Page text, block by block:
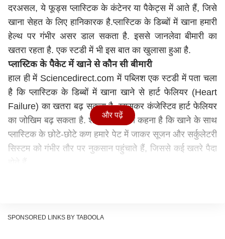
दरअसल, ये फूड्स प्लास्टिक के कंटेनर या पैकेट्स में आते हैं, जिसे
खाना सेहत के लिए हानिकारक है.प्लास्टिक के डिब्बों में खाना हमारी
हेल्थ पर गंभीर असर डाल सकता है. इससे जानलेवा बीमारी का
खतरा रहता है. एक स्टडी में भी इस बात का खुलासा हुआ है.
प्लास्टिक के पैकेट में खाने से कौन सी बीमारी
हाल ही में Sciencedirect.com में पब्लिश एक स्टडी में पता चला
है कि प्लास्टिक के डिब्बों में खाना खाने से हार्ट फेलियर (Heart
Failure) का खतरा बढ़ सकता है. खासकर कंजेस्टिव हार्ट फेलियर
का जोखिम बढ़ सकता है. शोधकर्ताओं का कहना है कि खाने के साथ
प्लास्टिक के छोटे-छोटे कण हमारे पेट में जाकर सूजन और सर्कुलेटरी
सिस्टम को गंभीर तौर पर नुकसान पहुंचाते हैं, जिससे कई खतरे पैदा
शोधकर्ताओं ने प्लास्टिक के पैकेट्स में खाने और दिल की बीमारियों के
और पढ़ें
SPONSORED LINKS BY TABOOLA